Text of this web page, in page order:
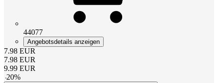
44077
Angebotsdetails anzeigen
7.98 EUR
7.98 EUR
9.99 EUR
-20%